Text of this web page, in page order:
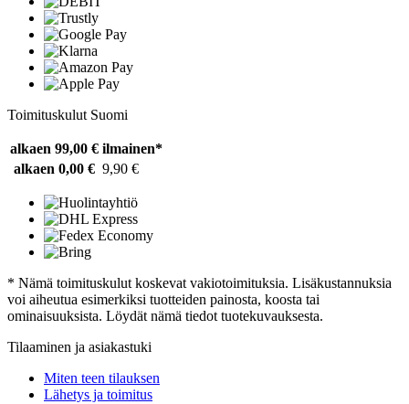
Toimituskulut Suomi
alkaen 99,00 € ilmainen*
alkaen 0,00 € 9,90 €
* Nämä toimituskulut koskevat vakiotoimituksia. Lisäkustannuksia
voi aiheutua esimerkiksi tuotteiden painosta, koosta tai
ominaisuuksista. Löydät nämä tiedot tuotekuvauksesta.
Tilaaminen ja asiakastuki
Miten teen tilauksen
Lähetys ja toimitus